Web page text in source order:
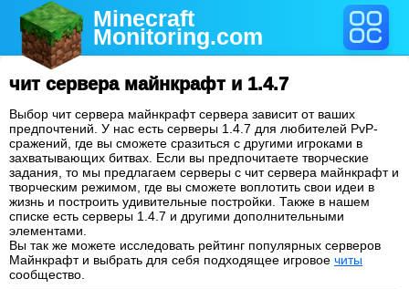
Minecraft
Monitoring.com
чит сервера майнкрафт и 1.4.7
Выбор чит сервера майнкрафт сервера зависит от ваших
предпочтений. У нас есть серверы 1.4.7 для любителей PvP-
сражений, где вы сможете сразиться с другими игроками в
захватывающих битвах. Если вы предпочитаете творческие
задания, то мы предлагаем серверы с чит сервера майнкрафт и
творческим режимом, где вы сможете воплотить свои идеи в
жизнь и построить удивительные постройки. Также в нашем
списке есть серверы 1.4.7 и другими дополнительными
элементами.
Вы так же можете исследовать рейтинг популярных серверов
Майнкрафт и выбрать для себя подходящее игровое читы
сообщество.